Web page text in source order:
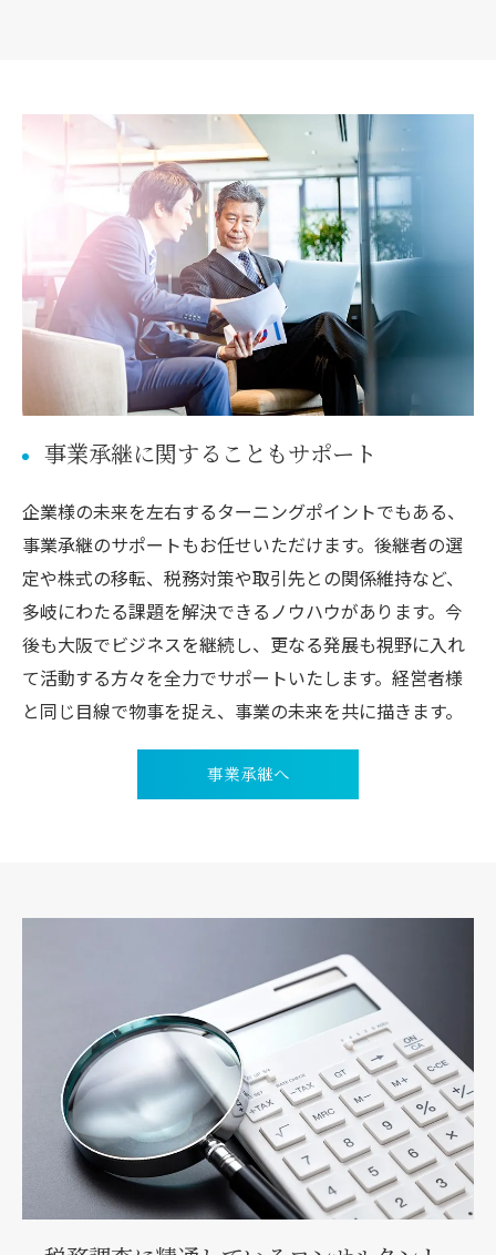
事業承継に関することもサポート
企業様の未来を左右するターニングポイントでもある、
事業承継のサポートもお任せいただけます。後継者の選
定や株式の移転、税務対策や取引先との関係維持など、
多岐にわたる課題を解決できるノウハウがあります。今
後も大阪でビジネスを継続し、更なる発展も視野に入れ
て活動する方々を全力でサポートいたします。経営者様
と同じ目線で物事を捉え、事業の未来を共に描きます。
事業承継へ